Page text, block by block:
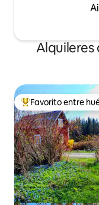
Alquileres
De los mejores en
Favorito entre